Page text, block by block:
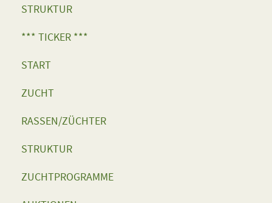
STRUKTUR
*** TICKER ***
START
ZUCHT
RASSEN/ZÜCHTER
STRUKTUR
ZUCHTPROGRAMME